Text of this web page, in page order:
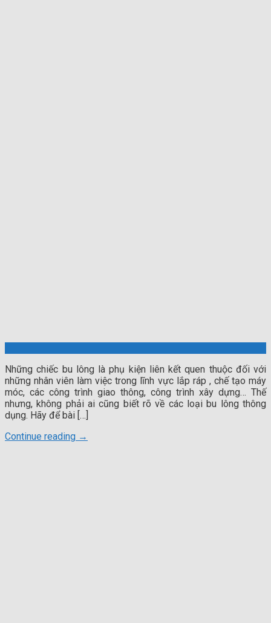
Những chiếc bu lông là phụ kiện liên kết quen thuộc đối với
những nhân viên làm việc trong lĩnh vực lắp ráp , chế tạo máy
móc, các công trình giao thông, công trình xây dựng… Thế
nhưng, không phải ai cũng biết rõ về các loại bu lông thông
dụng. Hãy để bài […]
Continue reading →